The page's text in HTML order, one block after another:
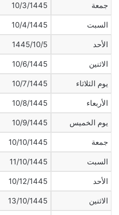
جمعة 10/3/1445
السبت 10/4/1445
الأحد 1445/10/5
الاثنين 10/6/1445
يوم الثلاثاء 10/7/1445
الأربعاء 10/8/1445
يوم الخميس 10/9/1445
جمعة 10/10/1445
السبت 11/10/1445
الأحد 10/12/1445
الاثنين 13/10/1445